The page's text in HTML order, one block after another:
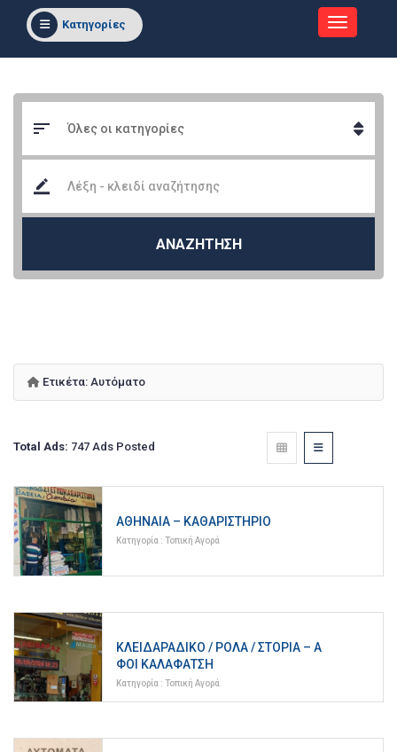
Κατηγορίες
ΑΝΑΖΗΤΗΣΗ
Ετικέτα: Αυτόματο
Total Ads: 747 Ads Posted
ΑΘΗΝΑΊΑ – ΚΑΘΑΡΙΣΤΉΡΙΟ
Κατηγορία : Τοπική Αγορά
ΚΛΕΙΔΑΡΆΔΙΚΟ / ΡΟΛΆ / ΣΤΌΡΙΑ – Α
ΦΟΙ ΚΑΛΑΦΆΤΣΗ
Κατηγορία : Τοπική Αγορά